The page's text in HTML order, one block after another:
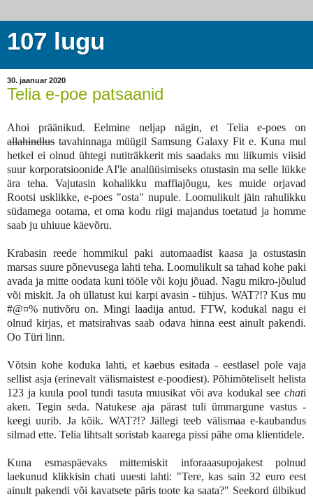
107 lugu
30. jaanuar 2020
Telia e-poe patsaanid
Ahoi präänikud. Eelmine neljap nägin, et Telia e-poes on
allahindlus tavahinnaga müügil Samsung Galaxy Fit e. Kuna mul
hetkel ei olnud ühtegi nutiträkkerit mis saadaks mu liikumis viisid
suur korporatsioonide AI'le analüüsimiseks otustasin ma selle lükke
ära teha. Vajutasin kohalikku maffiajõugu, kes muide orjavad
Rootsi usklikke, e-poes "osta" nupule. Loomulikult jäin rahulikku
südamega ootama, et oma kodu riigi majandus toetatud ja homme
saab ju uhiuue käevõru.
Krabasin reede hommikul paki automaadist kaasa ja ostustasin
marsas suure põnevusega lahti teha. Loomulikult sa tahad kohe paki
avada ja mitte oodata kuni tööle või koju jõuad. Nagu mikro-jõulud
või miskit. Ja oh üllatust kui karpi avasin - tühjus. WAT?!? Kus mu
#@¤% nutivõru on. Mingi laadija antud. FTW, kodukal nagu ei
olnud kirjas, et matsirahvas saab odava hinna eest ainult pakendi.
Oo Türi linn.
Võtsin kohe koduka lahti, et kaebus esitada - eestlasel pole vaja
sellist asja (erinevalt välismaistest e-poodiest). Põhimõteliselt helista
123 ja kuula pool tundi tasuta muusikat või ava kodukal see chati
aken. Tegin seda. Natukese aja pärast tuli ümmargune vastus -
keegi uurib. Ja kõik. WAT?!? Jällegi teeb välismaa e-kaubandus
silmad ette. Telia lihtsalt soristab kaarega pissi pähe oma klientidele.
Kuna esmaspäevaks mittemiskit inforaaasupojakest polnud
laekunud klikkisin chati uuesti lahti: "Tere, kas sain 32 euro eest
ainult pakendi või kavatsete päris toote ka saata?" Seekord ülbikud